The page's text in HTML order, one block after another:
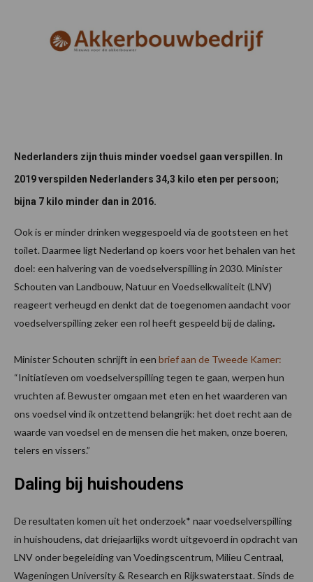
Nederlanders zijn thuis minder voedsel gaan verspillen. In
2019 verspilden Nederlanders 34,3 kilo eten per persoon;
bijna 7 kilo minder dan in 2016.
Ook is er minder drinken weggespoeld via de gootsteen en het
toilet. Daarmee ligt Nederland op koers voor het behalen van het
doel: een halvering van de voedselverspilling in 2030. Minister
Schouten van Landbouw, Natuur en Voedselkwaliteit (LNV)
reageert verheugd en denkt dat de toegenomen aandacht voor
voedselverspilling zeker een rol heeft gespeeld bij de daling.
Minister Schouten schrijft in een brief aan de Tweede Kamer:
“Initiatieven om voedselverspilling tegen te gaan, werpen hun
vruchten af. Bewuster omgaan met eten en het waarderen van
ons voedsel vind ik ontzettend belangrijk: het doet recht aan de
waarde van voedsel en de mensen die het maken, onze boeren,
telers en vissers.”
Daling bij huishoudens
De resultaten komen uit het onderzoek* naar voedselverspilling
in huishoudens, dat driejaarlijks wordt uitgevoerd in opdracht van
LNV onder begeleiding van Voedingscentrum, Milieu Centraal,
Wageningen University & Research en Rijkswaterstaat. Sinds de